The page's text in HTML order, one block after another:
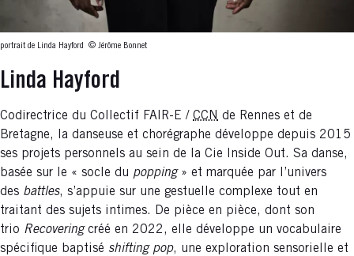
portrait de Linda Hayford © Jérôme Bonnet
Linda Hayford
Codirectrice du Collectif FAIR-E / CCN de Rennes et de
Bretagne, la danseuse et chorégraphe développe depuis 2015
ses projets personnels au sein de la Cie Inside Out. Sa danse,
basée sur le « socle du popping» et marquée par l’univers
des battles, s’appuie sur une gestuelle complexe tout en
traitant des sujets intimes. De pièce en pièce, dont son
trio Recoveringcréé en 2022, elle développe un vocabulaire
spécifique baptisé shifting pop, une exploration sensorielle et